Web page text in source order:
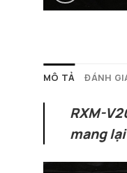
MÔ TẢ ĐÁNH
RXM-
mang